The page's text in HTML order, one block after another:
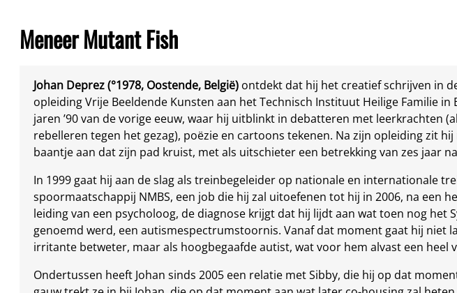
Meneer Mutant Fish
Johan Deprez (°1978, Oostende, België) ontdekt dat hij het creatief schrijven in
opleiding Vrije Beeldende Kunsten aan het Technisch Instituut Heilige Familie in
jaren ’90 van de vorige eeuw, waar hij uitblinkt in debatteren met leerkrachten
rebelleren tegen het gezag), poëzie en cartoons tekenen. Na zijn opleiding zit
baantje aan dat zijn pad kruist, met als uitschieter een betrekking van zes jaar
In 1999 gaat hij aan de slag als treinbegeleider op nationale en internationale
spoormaatschappij NMBS, een job die hij zal uitoefenen tot hij in 2006, na een
leiding van een psycholoog, de diagnose krijgt dat hij lijdt aan wat toen nog het
genoemd werd, een autismespectrumstoornis. Vanaf dat moment gaat hij niet
irritante betweter, maar als hoogbegaafde autist, wat voor hem alvast een heel
Ondertussen heeft Johan sinds 2005 een relatie met Sibby, die hij op dat